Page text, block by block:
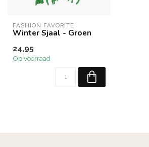
FASHION FAVORITE
Winter Sjaal - Groen
24,95
Op voorraad